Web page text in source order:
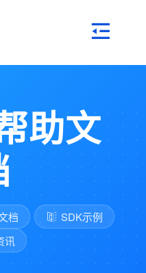
助文
档
SDK示例
讯